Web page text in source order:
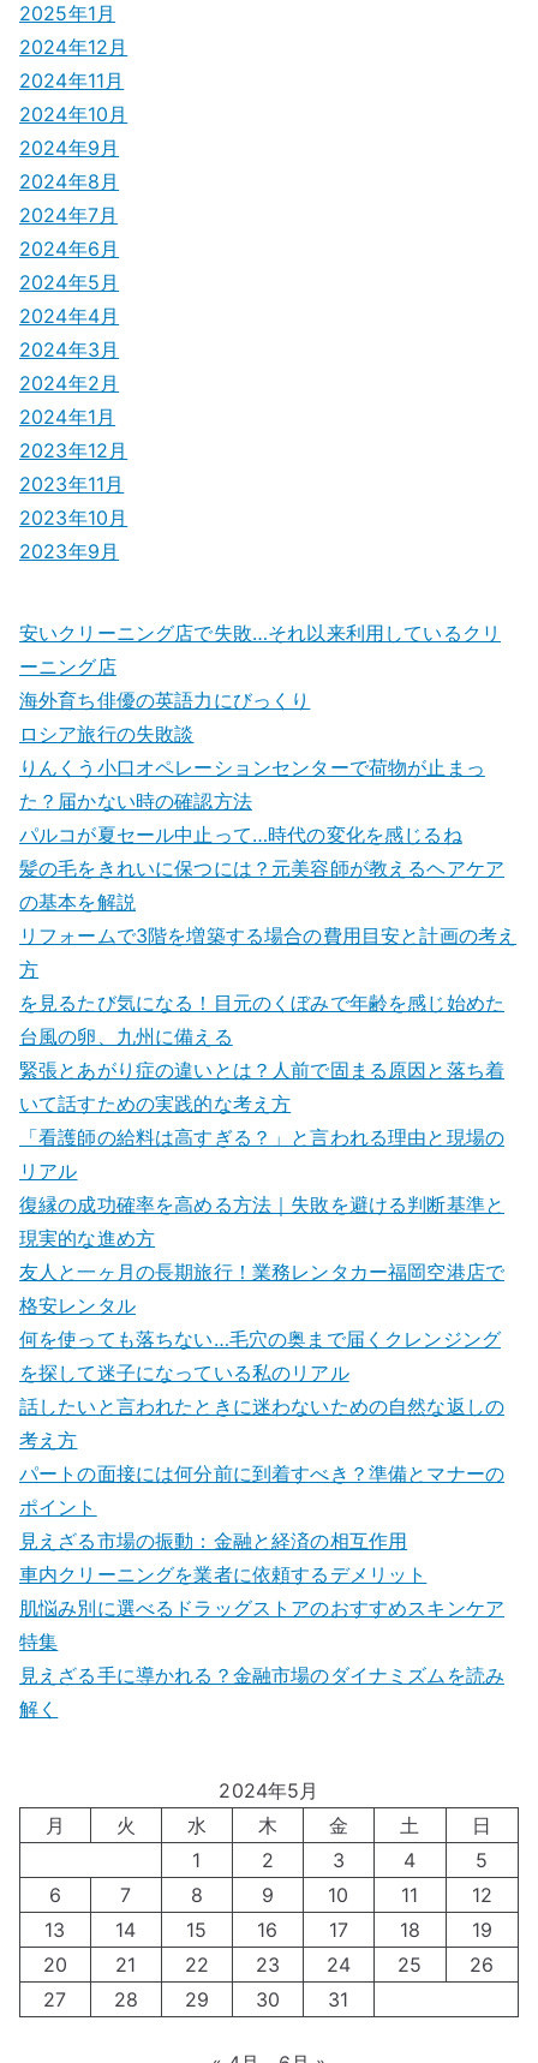
2025年1月
2024年12月
2024年11月
2024年10月
2024年9月
2024年8月
2024年7月
2024年6月
2024年5月
2024年4月
2024年3月
2024年2月
2024年1月
2023年12月
2023年11月
2023年10月
2023年9月
安いクリーニング店で失敗…それ以来利用しているクリ
ーニング店
海外育ち俳優の英語力にびっくり
ロシア旅行の失敗談
りんくう小口オペレーションセンターで荷物が止まっ
た？届かない時の確認方法
パルコが夏セール中止って…時代の変化を感じるね
髪の毛をきれいに保つには？元美容師が教えるヘアケア
の基本を解説
リフォームで3階を増築する場合の費用目安と計画の考え
方
を見るたび気になる！目元のくぼみで年齢を感じ始めた
台風の卵、九州に備える
緊張とあがり症の違いとは？人前で固まる原因と落ち着
いて話すための実践的な考え方
「看護師の給料は高すぎる？」と言われる理由と現場の
リアル
復縁の成功確率を高める方法｜失敗を避ける判断基準と
現実的な進め方
友人と一ヶ月の長期旅行！業務レンタカー福岡空港店で
格安レンタル
何を使っても落ちない…毛穴の奥まで届くクレンジング
を探して迷子になっている私のリアル
話したいと言われたときに迷わないための自然な返しの
考え方
パートの面接には何分前に到着すべき？準備とマナーの
ポイント
見えざる市場の振動：金融と経済の相互作用
車内クリーニングを業者に依頼するデメリット
肌悩み別に選べるドラッグストアのおすすめスキンケア
特集
見えざる手に導かれる？金融市場のダイナミズムを読み
解く
2024年5月
月
火 水 木 金 土
日
1
2 3 4
5
6
7 8 9 10 11
12
13
14 15 16 17 18
19
20
21 22 23 24 25
26
27
28 29 30 31